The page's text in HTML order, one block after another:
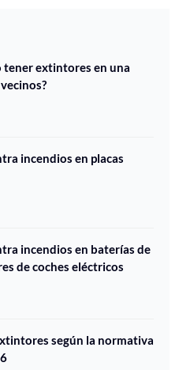
tener extintores en una
incendios en placas
incendios en baterías de
de coches eléctricos
según la normativa